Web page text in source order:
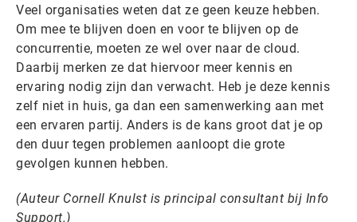
Veel organisaties weten dat ze geen keuze hebben.
Om mee te blijven doen en voor te blijven op de
concurrentie, moeten ze wel over naar de cloud.
Daarbij merken ze dat hiervoor meer kennis en
ervaring nodig zijn dan verwacht. Heb je deze kennis
zelf niet in huis, ga dan een samenwerking aan met
een ervaren partij. Anders is de kans groot dat je op
den duur tegen problemen aanloopt die grote
gevolgen kunnen hebben.
(Auteur Cornell Knulst is principal consultant bij Info
Support.)